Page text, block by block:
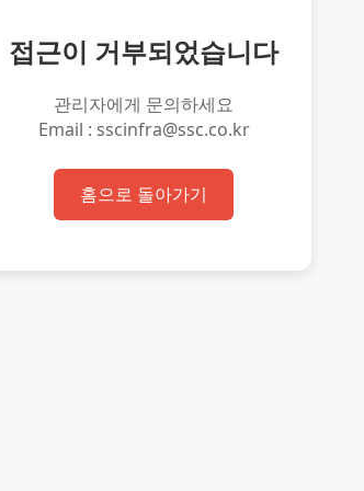
접근이 거부되었습니다
관리자에게 문의하세요
Email : sscinfra@ssc.co.kr
홈으로 돌아가기